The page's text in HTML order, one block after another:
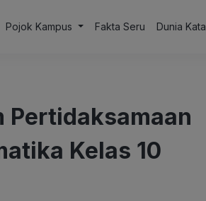
Pojok Kampus Fakta Seru Dunia Kata
Pertidaksamaan
Kelas 10